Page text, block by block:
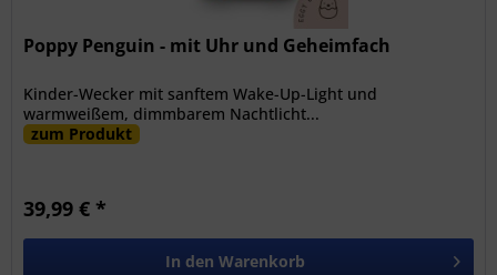
Poppy Penguin - mit Uhr und Geheimfach
Kinder-Wecker mit sanftem Wake-Up-Light und
warmweißem, dimmbarem Nachtlicht...
zum Produkt
39,99 € *
In den Warenkorb